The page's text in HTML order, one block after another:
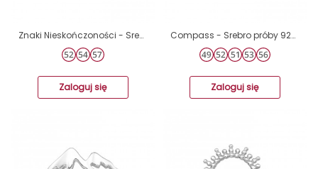
Znaki Nieskończoności - Srebro Próby 925 Srebrne Pierścionki A4S44600
Zaloguj się
Compass - Srebro próby 925 Pierścionki zwykłe A4S23257
Zaloguj się